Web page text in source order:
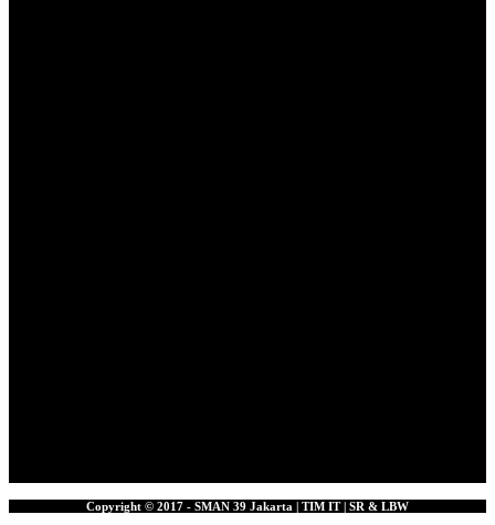
Copyright © 2017 - SMAN 39 Jakarta | TIM IT | SR & LBW